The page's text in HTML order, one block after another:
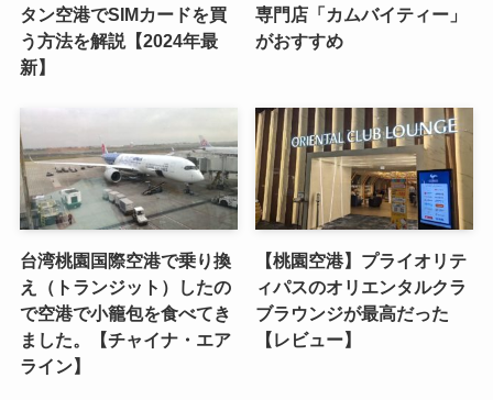
タン空港でSIMカードを買
う方法を解説【2024年最
新】
専門店「カムバイティー」
がおすすめ
台湾桃園国際空港で乗り換
え（トランジット）したの
で空港で小籠包を食べてき
ました。【チャイナ・エア
ライン】
【桃園空港】プライオリテ
ィパスのオリエンタルクラ
ブラウンジが最高だった
【レビュー】